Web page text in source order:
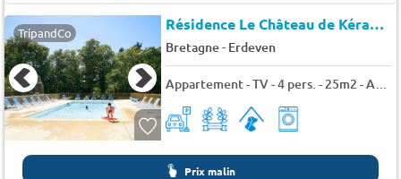
TripandCo Résidence Le Château de Kéravéon
Bretagne- Erdeven
Appartement - TV - 4 pers. - 25m2 - Animaux admis
Prix malin